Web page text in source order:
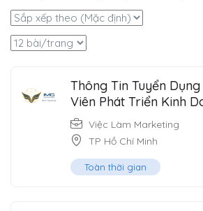
Thông Tin Tuyển
Viên Phát Triển Kinh
Việc Làm Marketing
TP Hồ Chí Minh
Toàn thời gian